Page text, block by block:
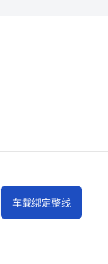
车载绑定整线